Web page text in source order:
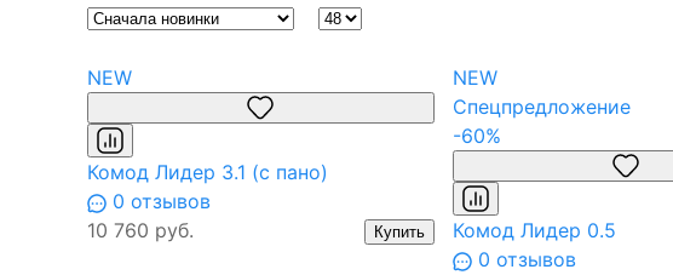
NEW
Комод Лидер 3.1 (с пано)
0 отзывов
10 760 руб.
Купить
NEW
Спецпредложение
-60%
Комод Лидер 0.5
0 отзывов